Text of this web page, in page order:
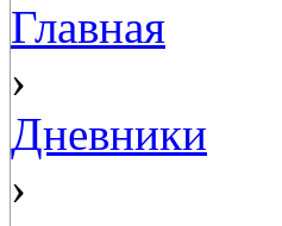
Главная
›
Дневники
›